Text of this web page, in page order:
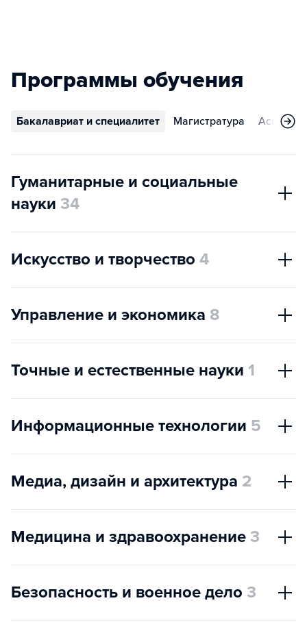
Программы обучения
Бакалавриат и специалитет Магистратура
Гуманитарные и социальные
науки 34
Искусство и творчество 4
Управление и экономика 8
Точные и естественные науки 1
Информационные технологии 5
Медиа, дизайн и архитектура 2
Медицина и здравоохранение 3
Безопасность и военное дело 3